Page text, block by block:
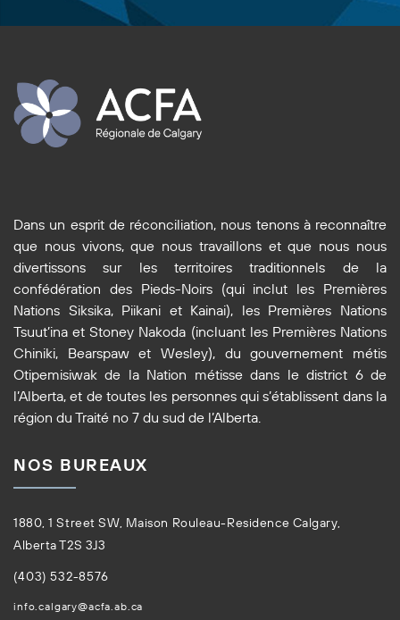
Dans un esprit de réconciliation, nous tenons à reconnaître
que nous vivons, que nous travaillons et que nous nous
divertissons sur les territoires traditionnels de la
confédération des Pieds-Noirs (qui inclut les Premières
Nations Siksika, Piikani et Kainai), les Premières Nations
Tsuut’ina et Stoney Nakoda (incluant les Premières Nations
Chiniki, Bearspaw et Wesley), du gouvernement métis
Otipemisiwak de la Nation métisse dans le district 6 de
l’Alberta, et de toutes les personnes qui s’établissent dans la
région du Traité no 7 du sud de l’Alberta.
NOS BUREAUX
1880, 1 Street SW, Maison Rouleau-Residence Calgary,
Alberta T2S 3J3
(403) 532-8576
info.calgary@acfa.ab.ca